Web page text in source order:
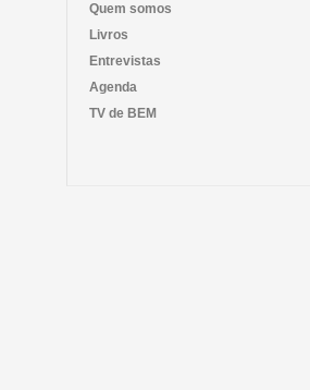
Quem somos
Livros
Entrevistas
Agenda
TV de BEM